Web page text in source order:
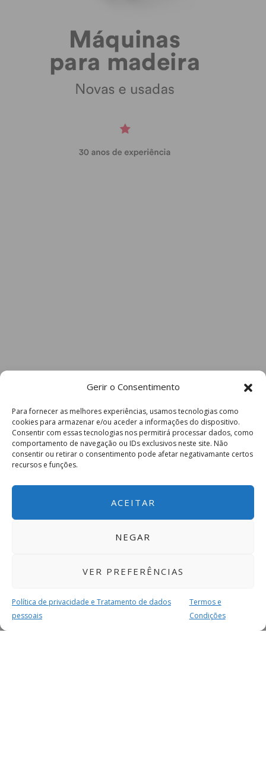
Gerir o Consentimento
Para fornecer as melhores experiências, usamos tecnologias como
cookies para armazenar e/ou aceder a informações do dispositivo.
Consentir com essas tecnologias nos permitirá processar dados, como
comportamento de navegação ou IDs exclusivos neste site. Não
consentir ou retirar o consentimento pode afetar negativamante certos
recursos e funções.
ACEITAR
NEGAR
VER PREFERÊNCIAS
Política de privacidade e Tratamento de dados
pessoais
Termos e
Condições